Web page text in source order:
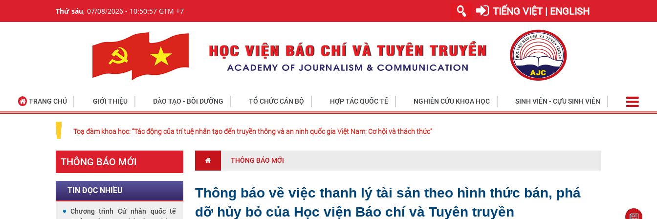
Thứ sáu, 07/08/2026 - 10:50:57 GTM +7 TIẾNG VIỆT | ENGLISH
TRANG CHỦ GIỚI THIỆU ĐÀO TẠO - BỒI DƯỠNG TỔ CHỨC CÁN BỘ HỢP TÁC QUỐC TẾ NGHIÊN CỨU KHOA HỌC SINH VIÊN - CỰU SINH VIÊN
Toạ đàm khoa học: “Tác động của trí tuệ nhân tạo đến truyền thông và an ninh quốc gia Việt Nam: Cơ hội và thách thức”
THÔNG BÁO MỚI
TIN ĐỌC NHIỀU
Chương trình Cử nhân quốc tế
THÔNG BÁO MỚI
Thông báo về việc thanh lý tài sản theo hình thức bán, phá
dỡ hủy bỏ của Học viện Báo chí và Tuyên truyền